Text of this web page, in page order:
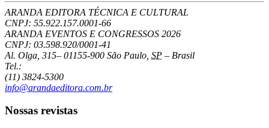
ARANDA EDITORA TÉCNICA E CULTURAL
CNPJ: 55.922.157.0001-66
ARANDA EVENTOS E CONGRESSOS 2026
CNPJ: 03.598.920/0001-41
Al. Olga, 315– 01155-900 São Paulo SP – Brasil
Tel.:
(11) 3824-5300
info@arandaeditora.com.br
Nossas revistas